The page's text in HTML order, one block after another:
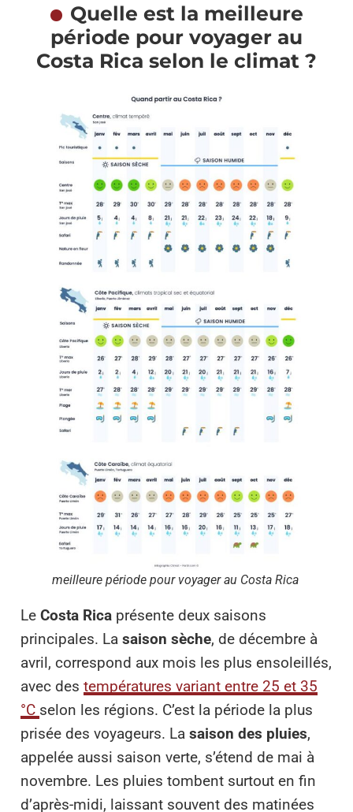
Quelle est la meilleure
période pour voyager au
Costa Rica selon le climat ?
meilleure période pour voyager au Costa Rica
Le Costa Rica présente deux saisons
principales. La saison sèche, de décembre à
avril, correspond aux mois les plus ensoleillés,
avec des températures variant entre 25 et 35
°C selon les régions. C’est la période la plus
prisée des voyageurs. La saison des pluies,
appelée aussi saison verte, s’étend de mai à
novembre. Les pluies tombent surtout en fin
d’après-midi, laissant souvent des matinées